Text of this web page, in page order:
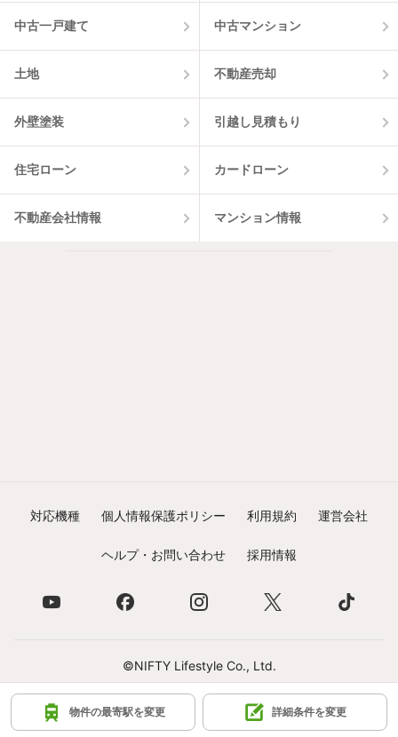
物件の最寄駅を変更 詳細条件を変更
中古一戸建て 中古マンション
土地 不動産売却
外壁塗装 引越し見積もり
住宅ローン カードローン
不動産会社情報 マンション情報
対応機種 個人情報保護ポリシー 利用規約 運営会社
ヘルプ・お問い合わせ 採用情報
©NIFTY Lifestyle Co., Ltd.